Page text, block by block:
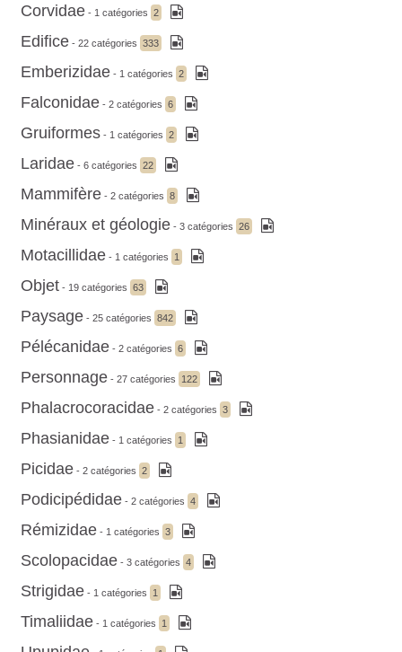
Corvidae - 1 catégories 2
Edifice - 22 catégories 333
Emberizidae - 1 catégories 2
Falconidae - 2 catégories 6
Gruiformes - 1 catégories 2
Laridae - 6 catégories 22
Mammifère - 2 catégories 8
Minéraux et géologie - 3 catégories 26
Motacillidae - 1 catégories 1
Objet - 19 catégories 63
Paysage - 25 catégories 842
Pélécanidae - 2 catégories 6
Personnage - 27 catégories 122
Phalacrocoracidae - 2 catégories 3
Phasianidae - 1 catégories 1
Picidae - 2 catégories 2
Podicipédidae - 2 catégories 4
Rémizidae - 1 catégories 3
Scolopacidae - 3 catégories 4
Strigidae - 1 catégories 1
Timaliidae - 1 catégories 1